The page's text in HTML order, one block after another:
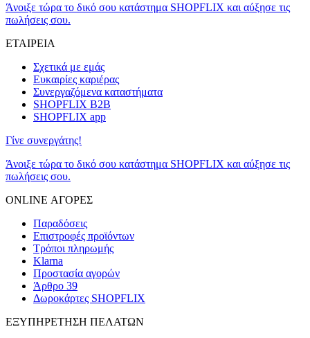
Άνοιξε τώρα το δικό σου κατάστημα SHOPFLIX και αύξησε τις
πωλήσεις σου.
ΕΤΑΙΡΕΙΑ
Σχετικά με εμάς
Ευκαιρίες καριέρας
Συνεργαζόμενα καταστήματα
SHOPFLIX B2B
SHOPFLIX app
Γίνε συνεργάτης!
Άνοιξε τώρα το δικό σου κατάστημα SHOPFLIX και αύξησε τις
πωλήσεις σου.
ONLINE ΑΓΟΡΕΣ
Παραδόσεις
Επιστροφές προϊόντων
Τρόποι πληρωμής
Klarna
Προστασία αγορών
Άρθρο 39
Δωροκάρτες SHOPFLIX
ΕΞΥΠΗΡΕΤΗΣΗ ΠΕΛΑΤΩΝ